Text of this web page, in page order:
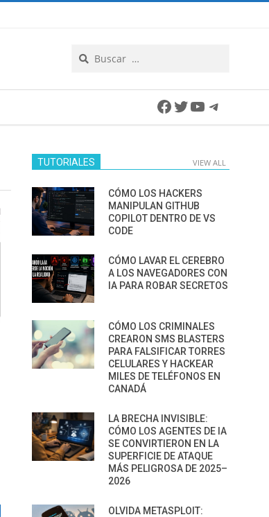
Facebook
Twitter
YouTube
TUTORIALES VIEW ALL
CÓMO LOS HACKERS
MANIPULAN GITHUB
COPILOT DENTRO DE VS
CODE
CÓMO LAVAR EL CEREBRO
A LOS NAVEGADORES CON
IA PARA ROBAR SECRETOS
CÓMO LOS CRIMINALES
CREARON SMS BLASTERS
PARA FALSIFICAR TORRES
CELULARES Y HACKEAR
MILES DE TELÉFONOS EN
CANADÁ
LA BRECHA INVISIBLE:
CÓMO LOS AGENTES DE IA
SE CONVIRTIERON EN LA
SUPERFICIE DE ATAQUE
MÁS PELIGROSA DE 2025–
2026
OLVIDA METASPLOIT: